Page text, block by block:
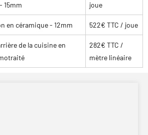
15mm joue
en céramique - 12mm 522€ TTC / joue
de la cuisine en
282€ TTC /
mètre linéaire